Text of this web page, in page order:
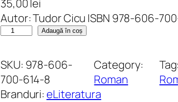
35,00lei
Autor: Tudor Cicu ISBN 978-606-
C
n
t
i
Adaugă în coș
SKU: 978-606-
700-614-8
Category:
Roman
Branduri: eLiteratura